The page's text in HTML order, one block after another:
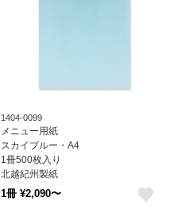
1404-0099
メニュー用紙
スカイブルー・A4
1冊500枚入り
北越紀州製紙
Newファインカラー
1冊 ¥2,090〜